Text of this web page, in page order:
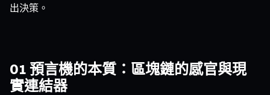
出決策。
01 預言機的本質：區塊鏈的感官與現
實連結器